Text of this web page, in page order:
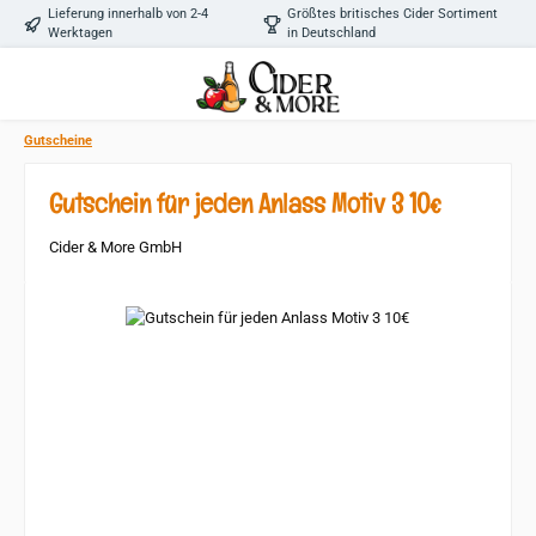
Zum Hauptinhalt springen
Lieferung innerhalb von 2-4
Werktagen
Größtes britisches Cider Sortiment
in Deutschland
Gutscheine
Gutschein für jeden Anlass Motiv 3 10€
Cider & More GmbH
Bildergalerie überspringen